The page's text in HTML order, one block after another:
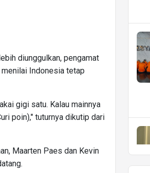
diunggulkan, pengamat
Indonesia tetap
gigi satu. Kalau mainnya
poin)," tuturnya dikutip dari
Maarten Paes dan Kevin